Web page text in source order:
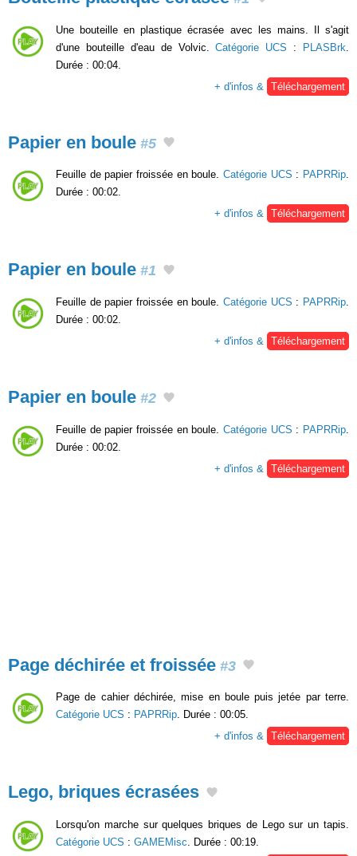
Une bouteille en plastique écrasée avec les mains. Il s'agit
d'une bouteille d'eau de Volvic.Catégorie UCS : PLASBrk
Durée : 00:04.
+ d'infos &
Téléchargement
Papier en boule #5
Feuille de papier froissée en boule. Catégorie UCS : PAPRRip.
Durée : 00:02.
+ d'infos & Téléchargement
Papier en boule #1
Feuille de papier froissée en boule. Catégorie UCS : PAPRRip
Durée : 00:02.
+ d'infos &
Téléchargement
Papier en boule #2
Feuille de papier froissée en boule. Catégorie UCS : PAPRRip
Durée : 00:02.
+ d'infos &
Téléchargement
Page déchirée et froissée #3
Page de cahier déchirée, mise en boule puis jetée par terre.
Catégorie UCS : PAPRRip. Durée : 00:05.
+ d'infos & Téléchargement
Lego, briques écrasées
Lorsqu'on marche sur quelques briques de Lego sur un tapis.
Catégorie UCS : GAMEMisc . Durée : 00:19.